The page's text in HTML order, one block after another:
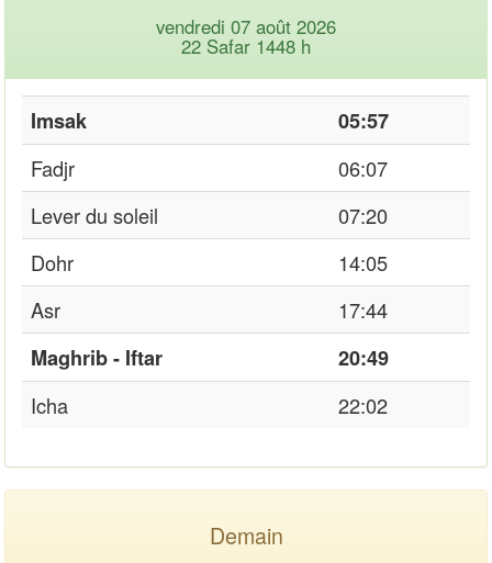
vendredi 07 août 2026
22 Safar 1448 h
Imsak
05:57
Fadjr
06:07
Lever du soleil
07:20
Dohr
14:05
Asr
17:44
Maghrib - Iftar
20:49
Icha
22:02
Demain